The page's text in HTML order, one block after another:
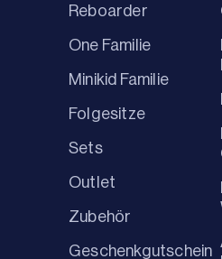
Reboarder
One Familie
Minikid Familie
Folgesitze
Sets
Outlet
Zubehör
Geschenkgutschein